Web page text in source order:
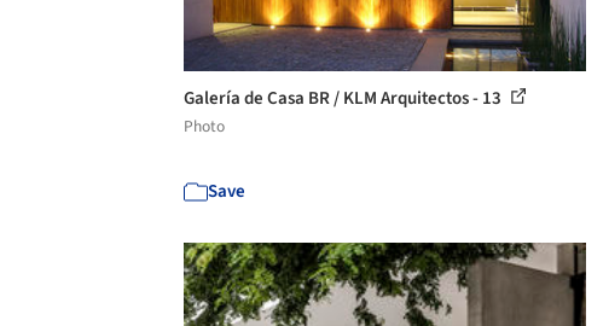
Galería de Casa BR / KLM Arquitectos - 13
Photo
Save